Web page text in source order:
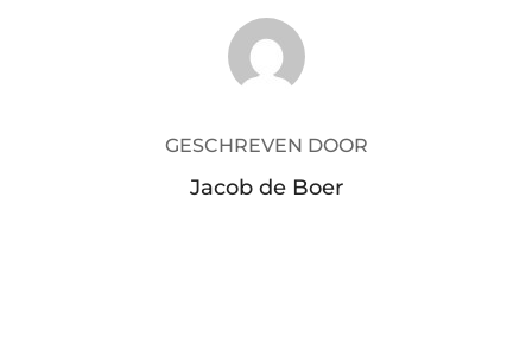
BERICHTAUTEUR
GESCHREVEN DOOR
Jacob de Boer